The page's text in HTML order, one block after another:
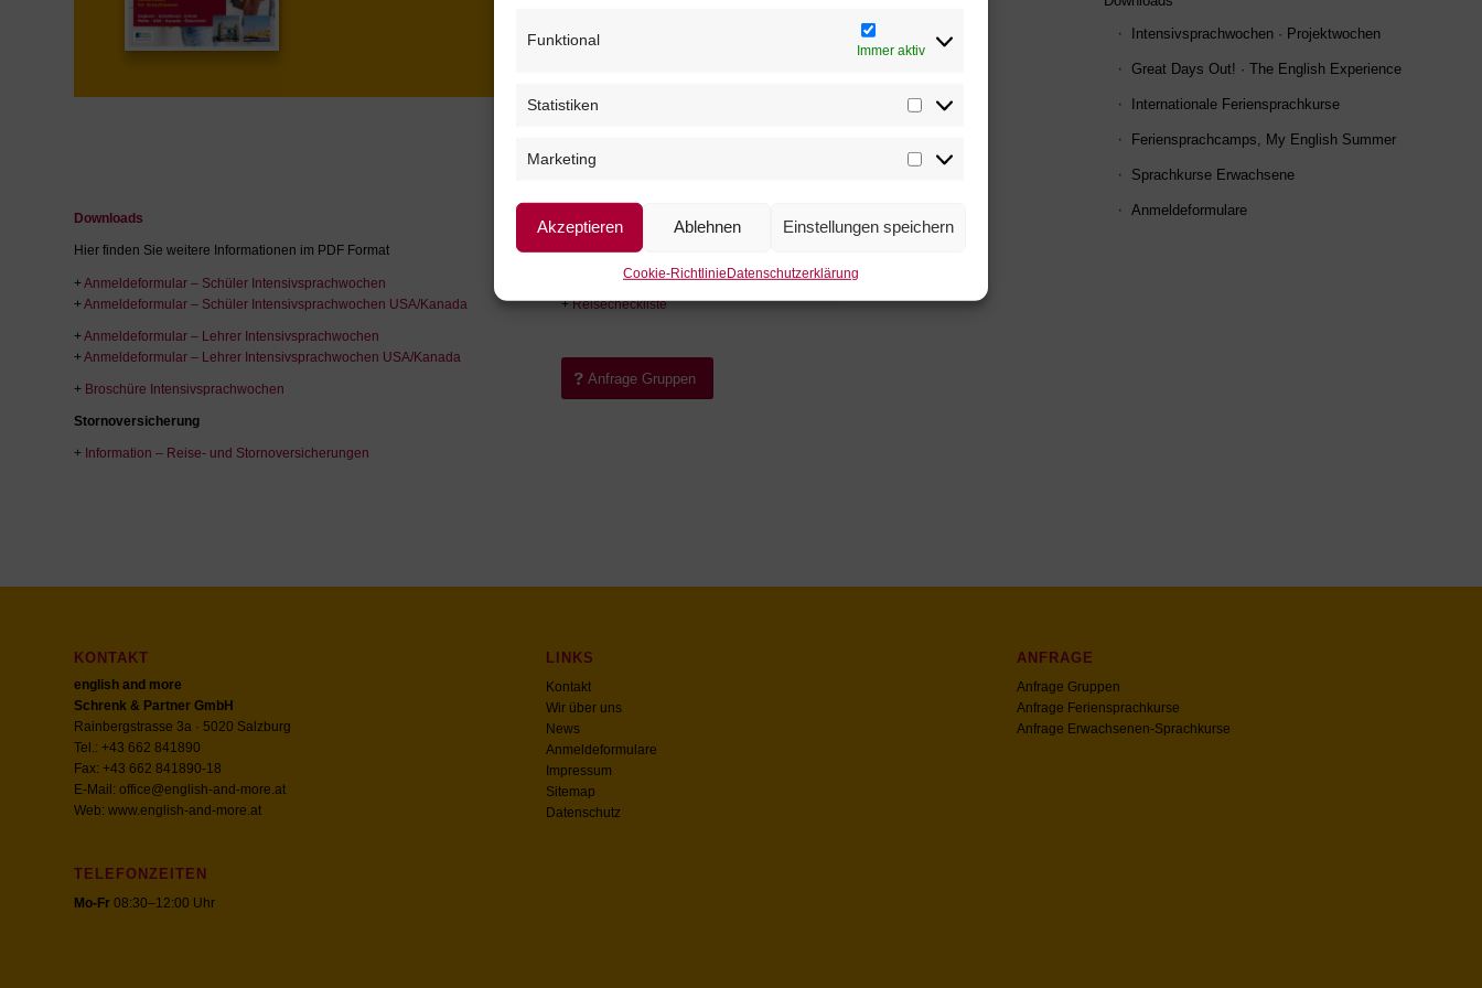
Funktional
Immer aktiv
Statistiken
Statistiken
Marketing
Marketing
Akzeptieren Ablehnen Einstellungen speichern
Cookie-RichtlinieDatenschutzerklärung
Malta, School Integration
Kulturreisen
Downloads
Hier finden Sie weitere Informationen im PDF Format
+Anmeldeformular – Schüler Intensivsprachwochen
+Anmeldeformular – Schüler Intensivsprachwochen USA/Kanada
+Anmeldeformular – Lehrer Intensivsprachwochen
+Anmeldeformular – Lehrer Intensivsprachwochen USA/Kanada
+ Broschüre Intensivsprachwochen
Stornoversicherung
+ Information – Reise- und Stornoversicherungen
Downloads
Nützliche Tipps
Tipps & Tricks fürs Kofferpacken
+Reisecheckliste
Anfrage Gruppen
Intensivsprachwochen · Projektwochen
Great Days Out! · The English Experience
Internationale Feriensprachkurse
Feriensprachcamps, My English Summer
Sprachkurse Erwachsene
Anmeldeformulare
KONTAKT
english and more
Schrenk & Partner GmbH
Rainbergstrasse 3a · 5020 Salzburg
Tel.: +43 662 841890
Fax: +43 662 841890-18
E-Mail: office@english-and-more.at
Web: www.english-and-more.at
TELEFONZEITEN
Mo-Fr 08:30–12:00 Uhr
LINKS
Kontakt
Wir über uns
News
Anmeldeformulare
Impressum
Sitemap
Datenschutz
ANFRAGE
Anfrage Gruppen
Anfrage Feriensprachkurse
Anfrage Erwachsenen-Sprachkurse